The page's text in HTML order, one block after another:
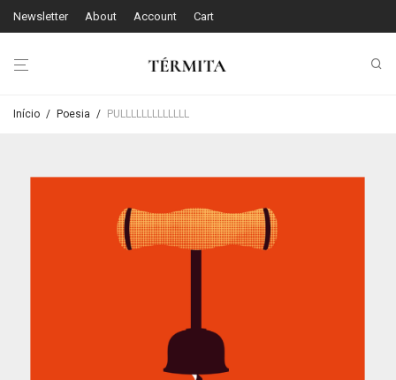
Newsletter About Account Cart
Início / Poesia / PULLLLLLLLLLLLL